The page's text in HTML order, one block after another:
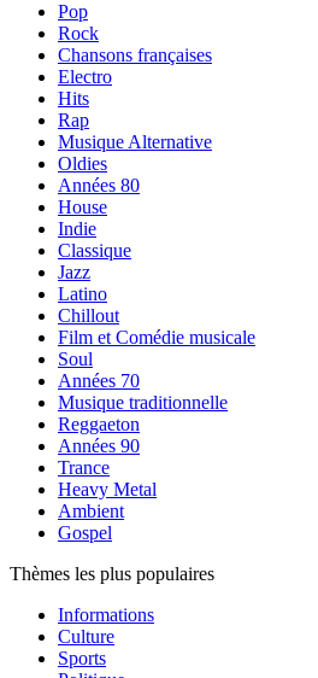
Pop
Rock
Chansons françaises
Electro
Hits
Rap
Musique Alternative
Oldies
Années 80
House
Indie
Classique
Jazz
Latino
Chillout
Film et Comédie musicale
Soul
Années 70
Musique traditionnelle
Reggaeton
Années 90
Trance
Heavy Metal
Ambient
Gospel
Thèmes les plus populaires
Informations
Culture
Sports